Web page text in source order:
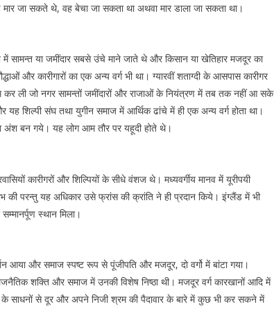
जा सकते थे, वह बेचा जा सकता था अथवा मार डाला जा सकता था।
सामन्त या जमींदार सबसे उंचे माने जाते थे और किसान या खेतिहार मजदूर का
और कारीगारों का एक अन्य वर्ग भी था। ग्यारवीं शताग्दी के आसपास कारीगर
कर ली जो नगर सामन्तों जमींदारों और राजाओं के नियंत्रण में तब तक नहीं आ सके
शिल्पी संघ तथा युगीन समाज में आर्थिक ढांचे में ही एक अन्य वर्ग होता था।
अंश बन गये। यह लोग आम तौर पर यहूदी होते थे।
कारीगरों और शिल्पियों के सीधे वंशज थे। मध्यवर्गीय मानव में यूरीपयी
की परन्तु यह अधिकार उसे फ्रांस की क्रांति ने ही प्रदान किये। इंग्लैंड में भी
स्थान मिला।
आया और समाज स्पष्ट रूप से पूंजीपति और मजदूर, दो वर्गो में बांटा गया।
शक्ति और समाज में उनकी विशेष निष्ठा थी। मजदूर वर्ग कारखानों आदि में
साधनों से दूर और अपने निजी श्रम की पैदावार के बारे में कुछ भी कर सकने में